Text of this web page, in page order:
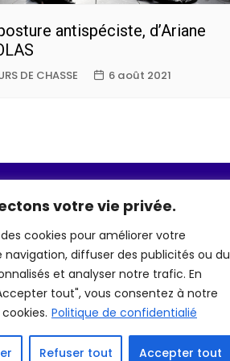
votre vie privée.
cookies pour améliorer votre
navigation, diffuser des publicités ou du
et analyser notre trafic. En
tout", vous consentez à notre
Politique de confidentialié
Refuser tout Accepter tout
antispéciste, d’Ariane
DE CHASSE 6 août 2021
84 84 09 42